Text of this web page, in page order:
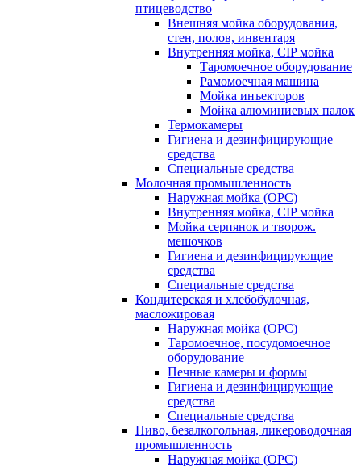
птицеводство
Внешняя мойка оборудования,
стен, полов, инвентаря
Внутренняя мойка, CIP мойка
Таромоечное оборудование
Рамомоечная машина
Мойка инъекторов
Мойка алюминиевых палок
Термокамеры
Гигиена и дезинфицирующие
средства
Специальные средства
Молочная промышленность
Наружная мойка (ОРС)
Внутренняя мойка, CIP мойка
Мойка серпянок и творож.
мешочков
Гигиена и дезинфицирующие
средства
Специальные средства
Кондитерская и хлебобулочная,
масложировая
Наружная мойка (ОРС)
Таромоечное, посудомоечное
оборудование
Печные камеры и формы
Гигиена и дезинфицирующие
средства
Специальные средства
Пиво, безалкогольная, ликероводочная
промышленность
Наружная мойка (ОРС)